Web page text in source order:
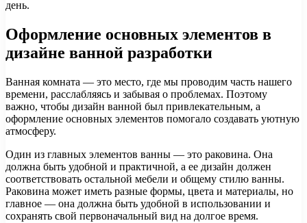
день.
Оформление основных элементов в
дизайне ванной разработки
Ванная комната — это место, где мы проводим часть нашего
времени, расслабляясь и забывая о проблемах. Поэтому
важно, чтобы дизайн ванной был привлекательным, а
оформление основных элементов помогало создавать уютную
атмосферу.
Один из главных элементов ванны — это раковина. Она
должна быть удобной и практичной, а ее дизайн должен
соответствовать остальной мебели и общему стилю ванны.
Раковина может иметь разные формы, цвета и материалы, но
главное — она должна быть удобной в использовании и
сохранять свой первоначальный вид на долгое время.